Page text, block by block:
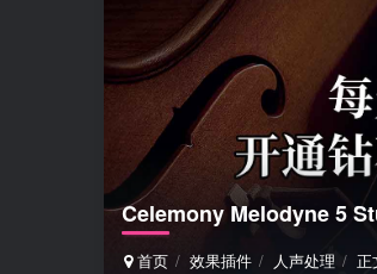
Celemony Melodyne 5
首页 效果插件 人声处理 正